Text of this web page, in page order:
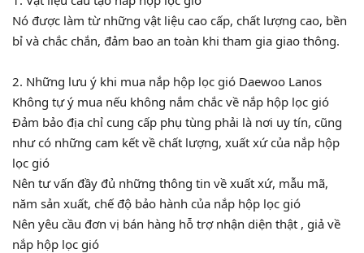
Nó được làm từ những vật liệu cao cấp, chất lượng cao, bền
bỉ và chắc chắn, đảm bao an toàn khi tham gia giao thông.
2. Những lưu ý khi mua nắp hộp lọc gió Daewoo Lanos
Không tự ý mua nếu không nắm chắc về nắp hộp lọc gió
Đảm bảo địa chỉ cung cấp phụ tùng phải là nơi uy tín, cũng
như có những cam kết về chất lượng, xuất xứ của nắp hộp
lọc gió
Nên tư vấn đầy đủ những thông tin về xuất xứ, mẫu mã,
năm sản xuất, chế độ bảo hành của nắp hộp lọc gió
Nên yêu cầu đơn vị bán hàng hỗ trợ nhận diện thật , giả về
nắp hộp lọc gió